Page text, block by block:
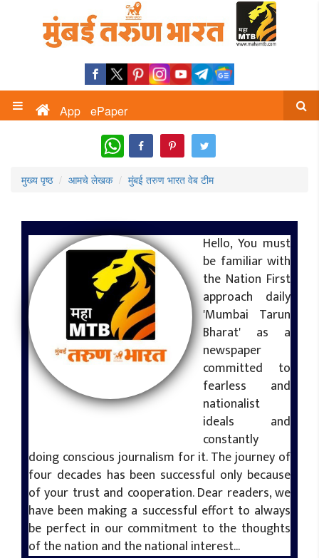
App ePaper
WhatsApp
मुख्य पृष्ठ आमचे लेखक मुंबई तरुण भारत वेब टीम
Hello, You must
be familiar with
the Nation First
approach daily
'Mumbai Tarun
Bharat' as a
newspaper
committed to
fearless and
nationalist
ideals and
constantly
doing conscious journalism for it. The journey of
four decades has been successful only because
of your trust and cooperation. Dear readers, we
have been making a successful effort to always
be perfect in our commitment to the thoughts
of the nation and the national interest...